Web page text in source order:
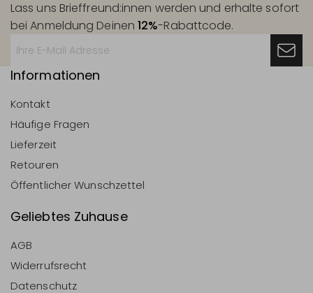
Lass uns Brieffreund:innen werden und erhalte sofort
bei Anmeldung Deinen12%-Rabattcode.
Informationen
Kontakt
Häufige Fragen
Lieferzeit
Retouren
Öffentlicher Wunschzettel
Geliebtes Zuhause
AGB
Widerrufsrecht
Datenschutz